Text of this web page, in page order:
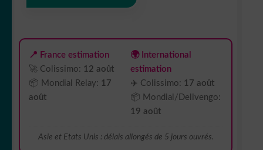
glace
HE0917
📍 France estimation
🚀 Colissimo: 12 août
📦 Mondial Relay: 17
août
🌍 International
estimation
✈️ Colissimo: 17 août
📦 Mondial/Delivengo:
19 août
Asie et Etats Unis : délais allongés de 5 jours ouvrés.